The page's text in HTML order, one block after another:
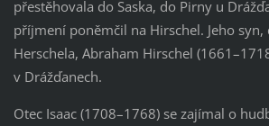
přestěhovala do Saska, do Pirny u
příjmení poněmčil na Hirschel. Jeho syn,
Herschela, Abraham Hirschel
v Drážďanech.
Otec Isaac (1708–1768) se zajímal o